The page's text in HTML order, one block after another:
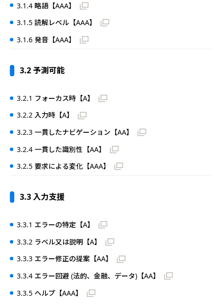
3.1.4 略語【AAA】
3.1.5 読解レベル【AAA】
3.1.6 発音【AAA】
3.2 予測可能
3.2.1 フォーカス時【A】
3.2.2 入力時【A】
3.2.3 一貫したナビゲーション【AA】
3.2.4 一貫した識別性【AA】
3.2.5 要求による変化【AAA】
3.3 入力支援
3.3.1 エラーの特定【A】
3.3.2 ラベル又は説明【A】
3.3.3 エラー修正の提案【AA】
3.3.4 エラー回避 (法的、金融、データ)【AA】
3.3.5 ヘルプ【AAA】